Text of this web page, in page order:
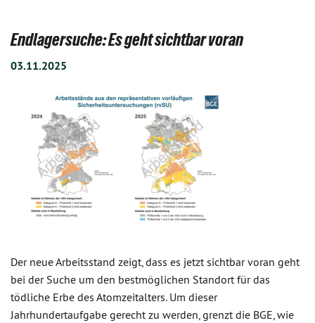
Endlagersuche: Es geht sichtbar voran
03.11.2025
Der neue Arbeitsstand zeigt, dass es jetzt sichtbar voran geht
bei der Suche um den bestmöglichen Standort für das
tödliche Erbe des Atomzeitalters. Um dieser
Jahrhundertaufgabe gerecht zu werden, grenzt die BGE, wie